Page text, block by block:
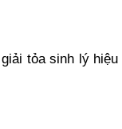
tỏa sinh lý hiệu